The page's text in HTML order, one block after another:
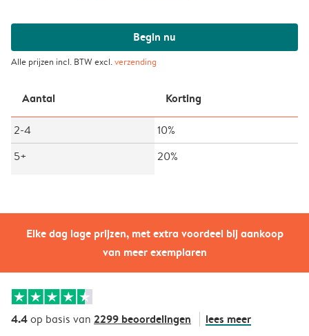
Elke dag lage prijzen, met extra voordeel bij aankoop
van meer exemplaren
Begin nu
Alle prijzen incl. BTW excl.verzending
Aantal Korting
2-4
10%
5+
20%
4.4op basis van 2299 beoordelingen lees meer